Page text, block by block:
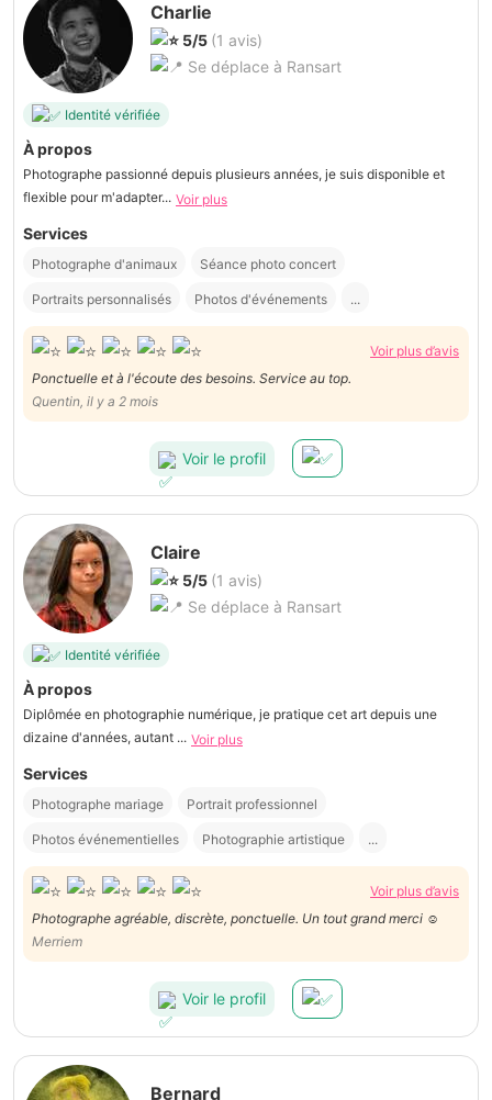
Charlie
5/5 (1 avis)
Se déplace à Ransart
Identité vérifiée
À propos
Photographe passionné depuis plusieurs années, je suis disponible et
flexible pour m'adapter... Voir plus
Services
Photographe d'animaux Séance photo concert
Portraits personnalisés Photos d'événements ...
Voir plus d’avis
Ponctuelle et à l'écoute des besoins. Service au top.
Quentin, il y a 2 mois
Voir le profil
Claire
5/5 (1 avis)
Se déplace à Ransart
Identité vérifiée
À propos
Diplômée en photographie numérique, je pratique cet art depuis une
dizaine d'années, autant ... Voir plus
Services
Photographe mariage Portrait professionnel
Photos événementielles Photographie artistique ...
Voir plus d’avis
Photographe agréable, discrète, ponctuelle. Un tout grand merci ☺️
Merriem
Voir le profil
Bernard